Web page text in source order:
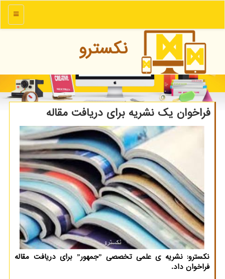
منو
نكسترو
فراخوان یك نشریه برای دریافت مقاله
نكسترو: نشریه ی علمی تخصصی ˮجمهورˮ برای دریافت مقاله
فراخوان داد.